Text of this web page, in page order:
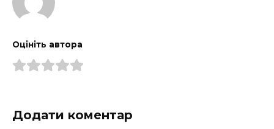
Оцініть автора
Додати коментар